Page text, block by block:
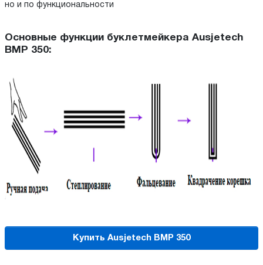
но и по функциональности
Основные функции буклетмейкера Ausjetech
BMP 350:
Купить Ausjetech BMP 350